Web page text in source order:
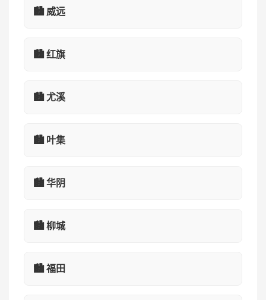
🏙️ 威远
🏙️ 红旗
🏙️ 尤溪
🏙️ 叶集
🏙️ 华阴
🏙️ 柳城
🏙️ 福田